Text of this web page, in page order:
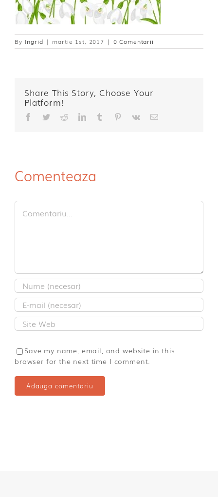
By Ingrid | martie 1st, 2017 | 0 Comentarii
Share This Story, Choose Your
Platform!
Facebook
TwitterRedditLinkedIn
TumblrPinterest
Vk
E-
Comenteaza
Comment
Save my name, email, and website in this
browser for the next time I comment.